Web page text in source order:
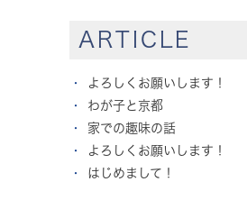
ARTICLE
よろしくお願いします！
わが子と京都
家での趣味の話
よろしくお願いします！
はじめまして！